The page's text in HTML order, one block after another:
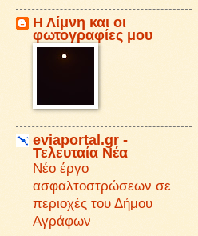
Η Λίμνη και οι
φωτογραφίες μου
eviaportal.gr -
Τελευταία Νέα
Νέο έργο
ασφαλτοστρώσεων σε
περιοχές του Δήμου
Αγράφων